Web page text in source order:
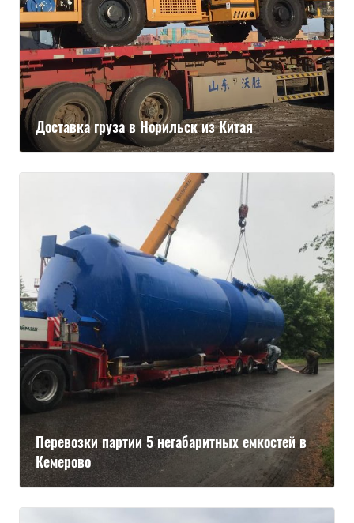
Доставка груза в Норильск из Китая
Перевозки партии 5 негабаритных емкостей в
Кемерово